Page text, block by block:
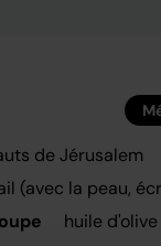
de Jérusalem
(avec la peau,
huile